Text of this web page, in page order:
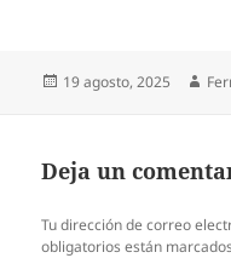
Publicado
19 agosto, 2025
Deja un
Tu dirección de correo
obligatorios están